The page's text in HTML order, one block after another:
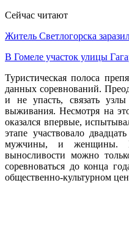
Сейчас читают
Житель Светлогорска
В Гомеле участок улицы
Туристическая полоса
данных соревнований.
и не упасть, связать
выживания. Несмотря на
оказался впервые,
этапе участвовало
мужчины, и женщины.
выносливости можно
соревноваться до конца
общественно-культурном